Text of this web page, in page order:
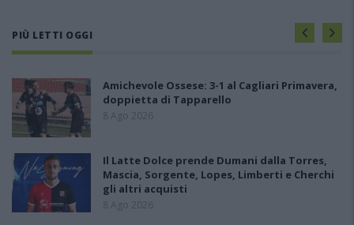
PIÙ LETTI OGGI
Amichevole Ossese: 3-1 al Cagliari Primavera,
doppietta di Tapparello
8 Ago 2026
Il Latte Dolce prende Dumani dalla Torres,
Mascia, Sorgente, Lopes, Limberti e Cherchi
gli altri acquisti
8 Ago 2026